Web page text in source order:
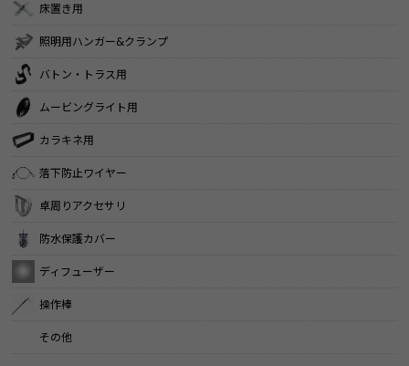
床置き用
照明用ハンガー&クランプ
バトン・トラス用
ムービングライト用
カラキネ用
落下防止ワイヤー
卓周りアクセサリ
防水保護カバー
ディフューザー
操作棒
その他